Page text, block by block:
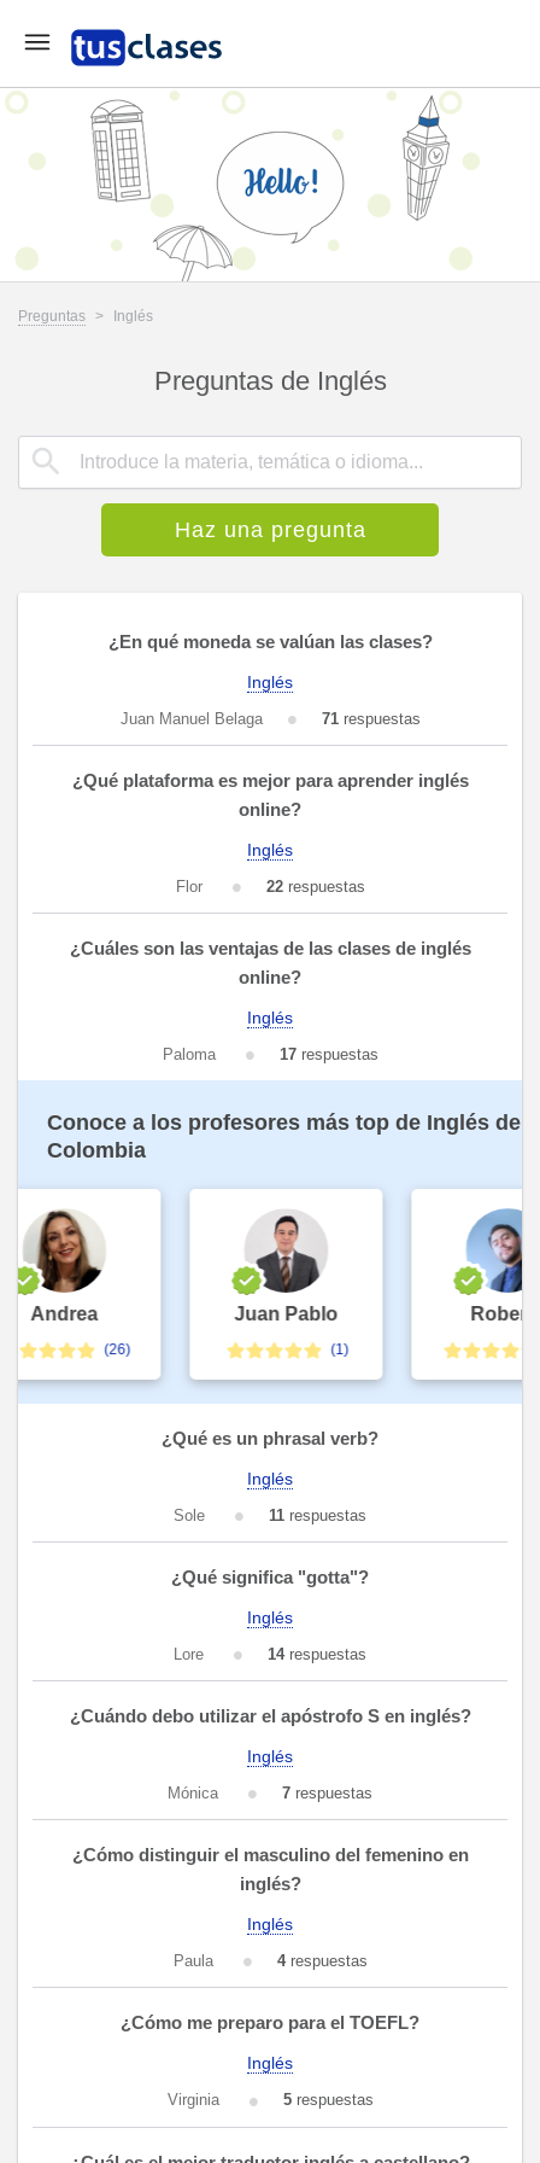
Preguntas > Inglés
Preguntas de Inglés
Haz una pregunta
¿En qué moneda se valúan las clases?
Inglés
Juan Manuel Belaga 71respuestas
¿Qué plataforma es mejor para aprender inglés
online?
Inglés
Flor 22respuestas
¿Cuáles son las ventajas de las clases de inglés
online?
Inglés
Paloma 17respuestas
Conoce a los profesores más top de Inglés de
Colombia
Andrea
(26)
Juan Pablo
(1)
Roberth
¿Qué es un phrasal verb?
Inglés
Sole 11 respuestas
¿Qué significa "gotta"?
Inglés
Lore 14respuestas
¿Cuándo debo utilizar el apóstrofo S en inglés?
Inglés
Mónica 7 respuestas
¿Cómo distinguir el masculino del femenino en
inglés?
Inglés
Paula 4respuestas
¿Cómo me preparo para el TOEFL?
Inglés
Virginia 5respuestas